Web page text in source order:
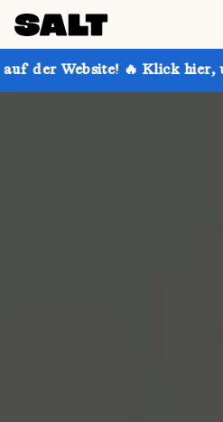
🔥 Klick hier, um mehr zu